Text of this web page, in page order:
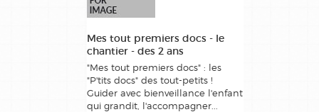
Mes tout premiers docs - le
chantier - des 2 ans
"Mes tout premiers docs" : les
"P'tits docs" des tout-petits !
Guider avec bienveillance l'enfant
qui grandit, l'accompagner...